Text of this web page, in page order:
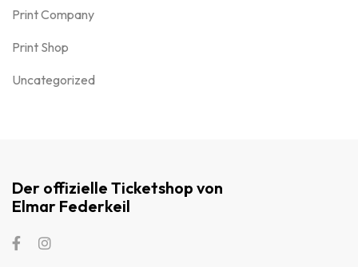
Print Company
Print Shop
Uncategorized
Der offizielle Ticketshop von
Elmar Federkeil